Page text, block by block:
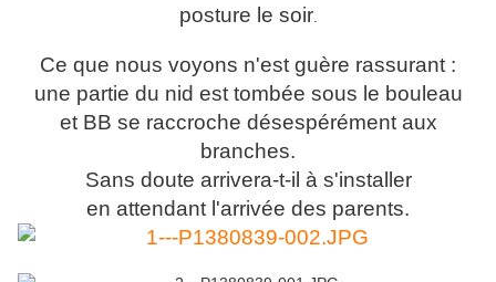
posture le soir.
Ce que nous voyons n'est guère rassurant :
une partie du nid est tombée sous le bouleau
et BB se raccroche désespérément aux
branches.
Sans doute arrivera-t-il à s'installer
en attendant l'arrivée des parents.